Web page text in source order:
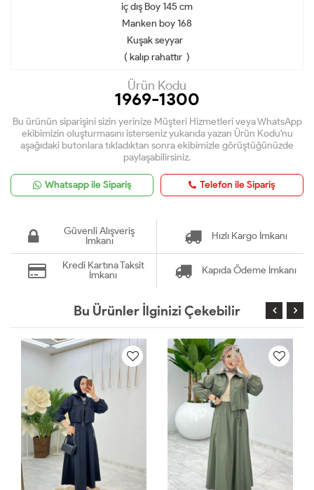
iç dış Boy 145 cm
Manken boy 168
Kuşak seyyar
( kalıp rahattır )
Ürün Kodu
1969-1300
Bu ürünün siparişini sizin yerinize Müşteri Hizmetleri veya WhatsApp
ekibimizin oluşturmasını isterseniz yukarıda yazan Ürün Kodu'nu
aşağıdaki butonlara tıkladıktan sonra ekibimizle görüştüğünüzde
paylaşabilirsiniz.
Whatsapp ile Sipariş Telefon ile Sipariş
Güvenli Alışveriş
İmkanı
Hızlı Kargo İmkanı
Kredi Kartına Taksit
İmkanı
Kapıda Ödeme İmkanı
Bu Ürünler İlginizi Çekebilir